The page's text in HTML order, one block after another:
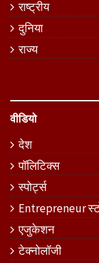
राष्ट्रीय
दुनिया
राज्य
वीडियो
देश
पॉलिटिक्स
स्पोर्ट्स
Entrepreneur
एजुकेशन
टेक्नोलॉजी